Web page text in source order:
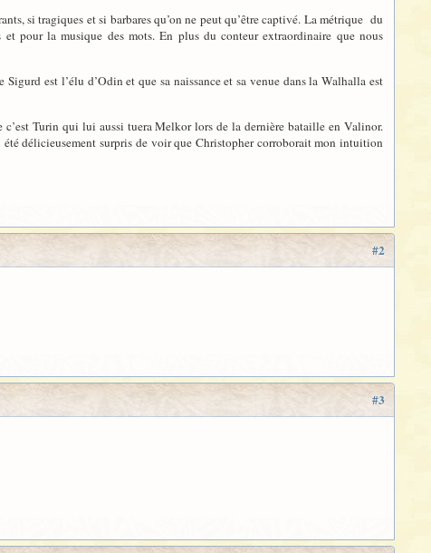
si tragiques et si barbares qu’on ne peut qu’être captivé. La métrique du
pour la musique des mots. En plus du conteur extraordinaire que nous
est l’élu d’Odin et que sa naissance et sa venue dans la Walhalla est
Turin qui lui aussi tuera Melkor lors de la dernière bataille en Valinor.
délicieusement surpris de voir que Christopher corroborait mon intuition
#2
#3